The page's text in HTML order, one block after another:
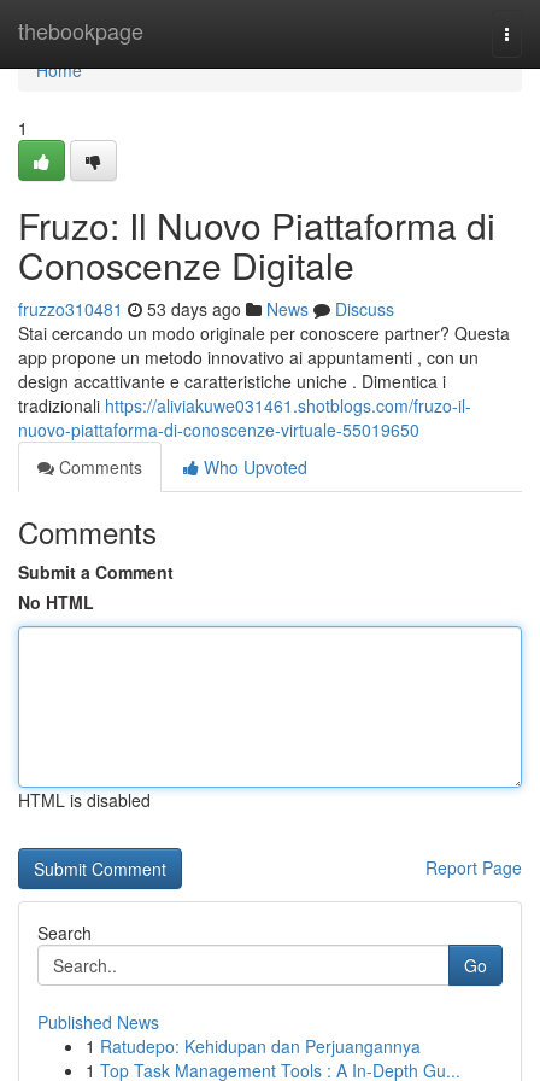
thebookpage
Home
Home
1
Fruzo: Il Nuovo Piattaforma di
Conoscenze Digitale
fruzzo310481 53 days ago News
Discuss
Stai cercando un modo originale per conoscere partner? Questa
app propone un metodo innovativo ai appuntamenti , con un
design accattivante e caratteristiche uniche . Dimentica i
tradizionali https://aliviakuwe031461.shotblogs.com/fruzo-il-
nuovo-piattaforma-di-conoscenze-virtuale-55019650
Comments
Who Upvoted
Comments
Submit a Comment
No HTML
HTML is disabled
Report Page
Search
Go
Published News
1 Ratudepo: Kehidupan dan Perjuangannya
1 Top Task Management Tools : A In-Depth Gu...